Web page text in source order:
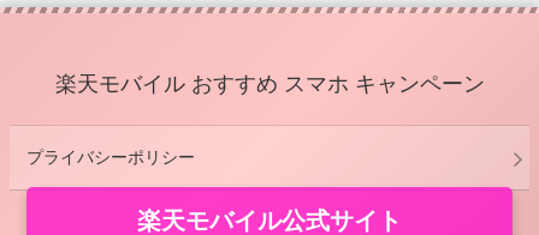
楽天モバイル おすすめ スマホ キャンペーン
プライバシーポリシー
楽天モバイル公式サイト